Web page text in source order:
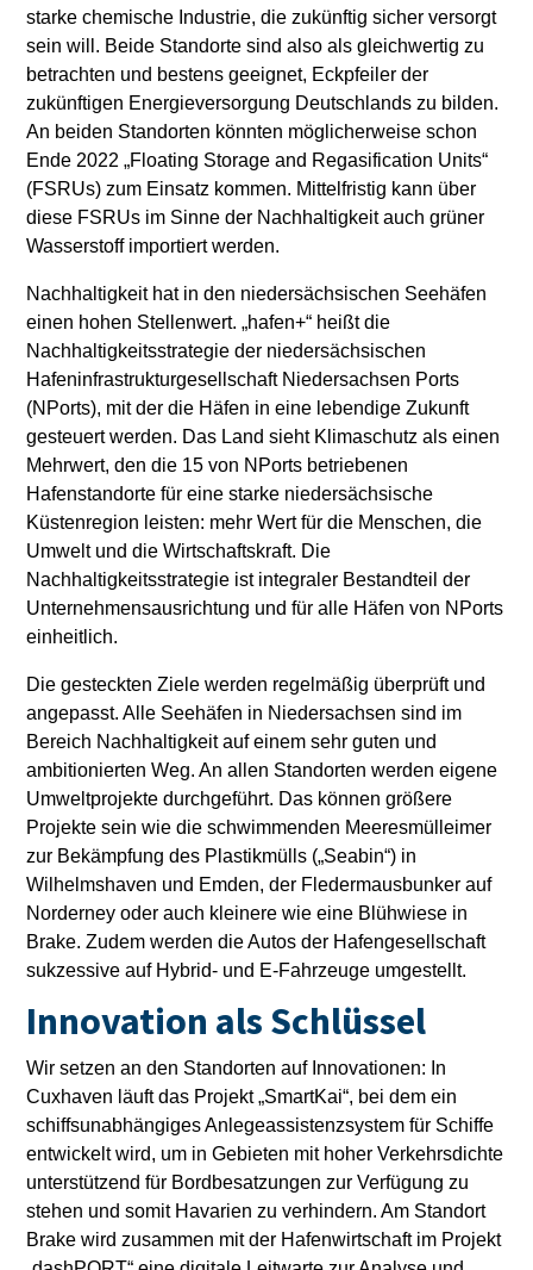
starke chemische Industrie, die zukünftig sicher versorgt
sein will. Beide Standorte sind also als gleichwertig zu
betrachten und bestens geeignet, Eckpfeiler der
zukünftigen Energieversorgung Deutschlands zu bilden.
An beiden Standorten könnten möglicherweise schon
Ende 2022 „Floating Storage and Regasification Units“
(FSRUs) zum Einsatz kommen. Mittelfristig kann über
diese FSRUs im Sinne der Nachhaltigkeit auch grüner
Wasserstoff importiert werden.
Nachhaltigkeit hat in den niedersächsischen Seehäfen
einen hohen Stellenwert. „hafen+“ heißt die
Nachhaltigkeitsstrategie der niedersächsischen
Hafeninfrastrukturgesellschaft Niedersachsen Ports
(NPorts), mit der die Häfen in eine lebendige Zukunft
gesteuert werden. Das Land sieht Klimaschutz als einen
Mehrwert, den die 15 von NPorts betriebenen
Hafenstandorte für eine starke niedersächsische
Küstenregion leisten: mehr Wert für die Menschen, die
Umwelt und die Wirtschaftskraft. Die
Nachhaltigkeitsstrategie ist integraler Bestandteil der
Unternehmensausrichtung und für alle Häfen von NPorts
einheitlich.
Die gesteckten Ziele werden regelmäßig überprüft und
angepasst. Alle Seehäfen in Niedersachsen sind im
Bereich Nachhaltigkeit auf einem sehr guten und
ambitionierten Weg. An allen Standorten werden eigene
Umweltprojekte durchgeführt. Das können größere
Projekte sein wie die schwimmenden Meeresmülleimer
zur Bekämpfung des Plastikmülls („Seabin“) in
Wilhelmshaven und Emden, der Fledermausbunker auf
Norderney oder auch kleinere wie eine Blühwiese in
Brake. Zudem werden die Autos der Hafengesellschaft
sukzessive auf Hybrid- und E-Fahrzeuge umgestellt.
Innovation als Schlüssel
Wir setzen an den Standorten auf Innovationen: In
Cuxhaven läuft das Projekt „SmartKai“, bei dem ein
schiffsunabhängiges Anlegeassistenzsystem für Schiffe
entwickelt wird, um in Gebieten mit hoher Verkehrsdichte
unterstützend für Bordbesatzungen zur Verfügung zu
stehen und somit Havarien zu verhindern. Am Standort
Brake wird zusammen mit der Hafenwirtschaft im Projekt